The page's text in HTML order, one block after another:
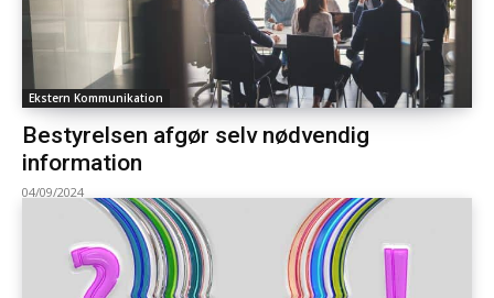
Ekstern Kommunikation
Bestyrelsen afgør selv nødvendig
information
04/09/2024